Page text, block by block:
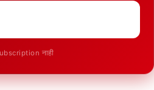
नाही